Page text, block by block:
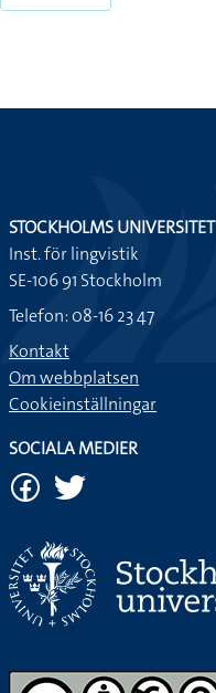
STOCKHOLMS UNIVERSITET
Inst. för lingvistik
SE-106 91 Stockholm
Telefon: 08-16 23 47
Kontakt
Om webbplatsen
Cookieinställningar
SOCIALA MEDIER